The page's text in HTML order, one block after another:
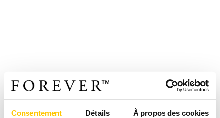
Consentement Détails À propos des cookies